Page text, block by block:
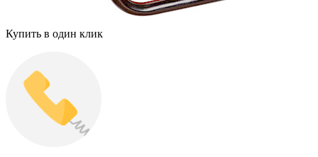
Купить в один клик